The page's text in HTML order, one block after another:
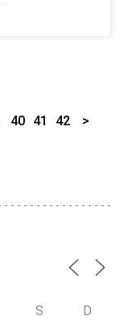
40 41 42 >
S D